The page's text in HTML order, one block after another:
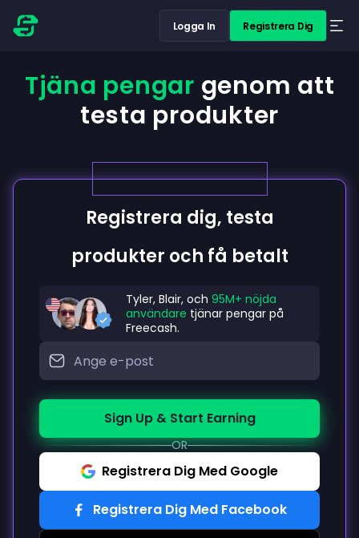
Logga In Registrera Dig
Tjäna pengar genom att
testa produkter
Registrera dig, testa
produkter och få betalt
Tyler, Blair, och 95M+ nöjda
användare tjänar pengar på
Freecash.
Sign Up & Start Earning
OR
Registrera Dig Med Google
Registrera Dig Med Facebook